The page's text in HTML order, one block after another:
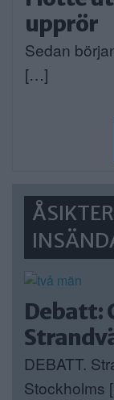
upprör
Sedan
[…]
Debatt:
DEBATT.
Stockholms